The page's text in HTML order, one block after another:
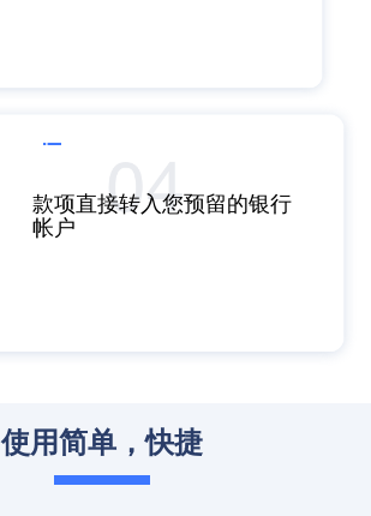
款项直接转入您预留的银行
帐户
使用简单，快捷